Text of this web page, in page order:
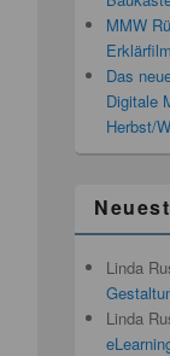
MMW
Das
Digitale
Herbst/
Linda
Linda